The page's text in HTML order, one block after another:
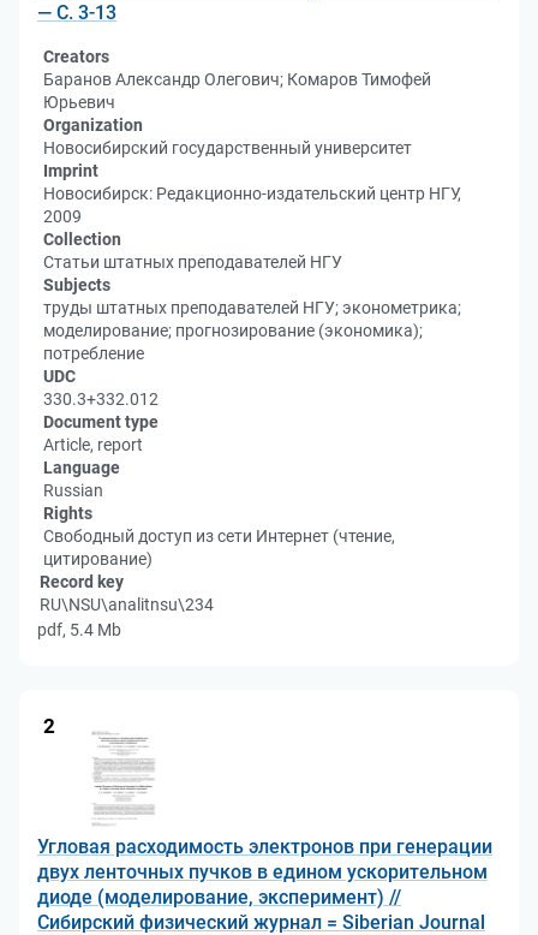
— С. 3-13
Creators
Баранов Александр Олегович; Комаров Тимофей
Юрьевич
Organization
Новосибирский государственный университет
Imprint
Новосибирск: Редакционно-издательский центр НГУ,
2009
Collection
Статьи штатных преподавателей НГУ
Subjects
труды штатных преподавателей НГУ; эконометрика;
моделирование; прогнозирование (экономика);
потребление
UDC
330.3+332.012
Document type
Article, report
Language
Russian
Rights
Свободный доступ из сети Интернет (чтение,
цитирование)
Record key
RU\NSU\analitnsu\234
pdf, 5.4 Mb
2
Угловая расходимость электронов при генерации
двух ленточных пучков в едином ускорительном
диоде (моделирование, эксперимент) //
Сибирский физический журнал = Siberian Journal